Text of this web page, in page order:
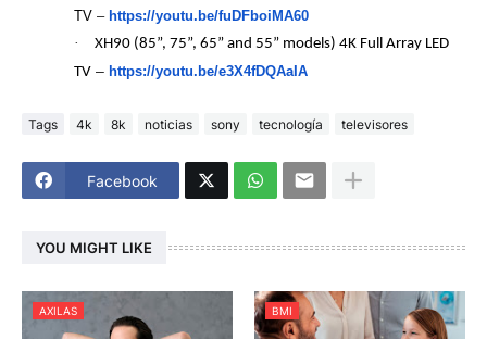
TV – https://youtu.be/fuDFboiMA60
·
XH90 (85”, 75”, 65” and 55” models) 4K Full Array LED
TV – https://youtu.be/e3X4fDQAaIA
Tags 4k 8k noticias sony tecnología televisores
Facebook
YOU MIGHT LIKE
AXILAS BMI